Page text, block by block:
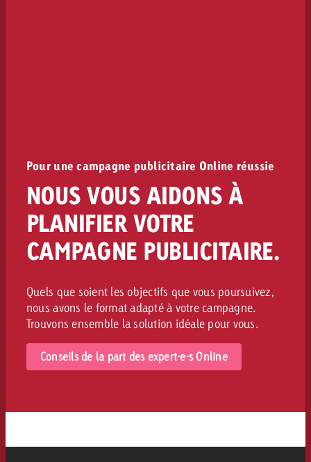
Pour une campagne publicitaire Online réussie
NOUS VOUS AIDONS À
PLANIFIER VOTRE
CAMPAGNE PUBLICITAIRE.
Quels que soient les objectifs que vous poursuivez,
nous avons le format adapté à votre campagne.
Trouvons ensemble la solution idéale pour vous.
Conseils de la part des expert·e·s Online